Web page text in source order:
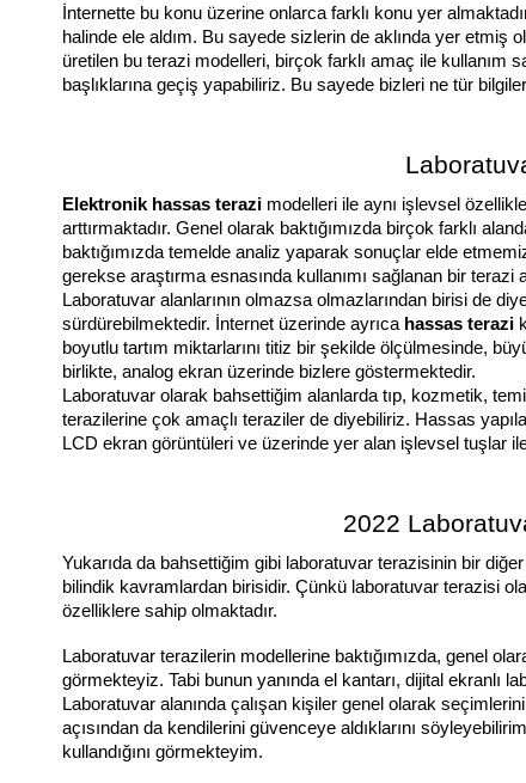
İnternette bu konu üzerine onlarca farklı konu yer
halinde ele aldım. Bu sayede sizlerin de aklında yer etmiş
üretilen bu terazi modelleri, birçok farklı amaç ile kullanım
başlıklarına geçiş yapabiliriz. Bu sayede bizleri ne tür
Elektronik hassas terazi modelleri ile aynı işlevsel
arttırmaktadır. Genel olarak baktığımızda birçok farklı
baktığımızda temelde analiz yaparak sonuçlar elde
gerekse araştırma esnasında kullanımı sağlanan bir terazi
Laboratuvar alanlarının olmazsa olmazlarından birisi de
sürdürebilmektedir. İnternet üzerinde ayrıca hassas terazi
boyutlu tartım miktarlarını titiz bir şekilde ölçülmesinde,
birlikte, analog ekran üzerinde bizlere göstermektedir.
Laboratuvar olarak bahsettiğim alanlarda tıp, kozmetik,
terazilerine çok amaçlı teraziler de diyebiliriz. Hassas
LCD ekran görüntüleri ve üzerinde yer alan işlevsel tuşlar
2022
Yukarıda da bahsettiğim gibi laboratuvar terazisinin bir
bilindik kavramlardan birisidir. Çünkü laboratuvar terazisi
özelliklere sahip olmaktadır.
Laboratuvar terazilerin modellerine baktığımızda, genel
görmekteyiz. Tabi bunun yanında el kantarı, dijital ekranlı
Laboratuvar alanında çalışan kişiler genel olarak
açısından da kendilerini güvenceye aldıklarını
kullandığını görmekteyim.